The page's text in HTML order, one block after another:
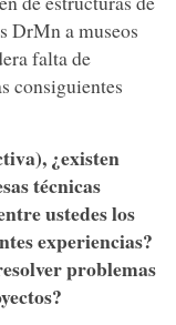
DrMn a museos
falta de
consiguientes
¿existen
técnicas
ustedes los
experiencias?
problemas